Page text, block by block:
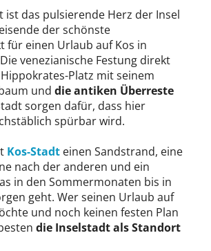
ist das pulsierende Herz der Insel
der schönste
für einen Urlaub auf Kos in
venezianische Festung direkt
Platz mit seinem
und die antiken Überreste
sorgen dafür, dass hier
spürbar wird.
Kos-Stadt einen Sandstrand, eine
nach der anderen und ein
in den Sommermonaten bis in
geht. Wer seinen Urlaub auf
und noch keinen festen Plan
die Inselstadt als Standort